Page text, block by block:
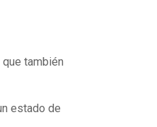
también
estado de